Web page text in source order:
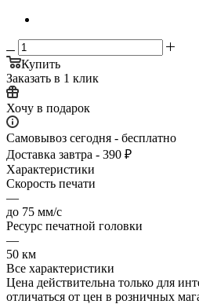
Купить
Заказать в 1 клик
Хочу в подарок
Самовывоз сегодня - бесплатно
Доставка завтра - 390 ₽
Характеристики
Скорость печати
—
до 75 мм/с
Ресурс печатной головки
—
50 км
Все характеристики
Цена действительна только для
отличаться от цен в розничных